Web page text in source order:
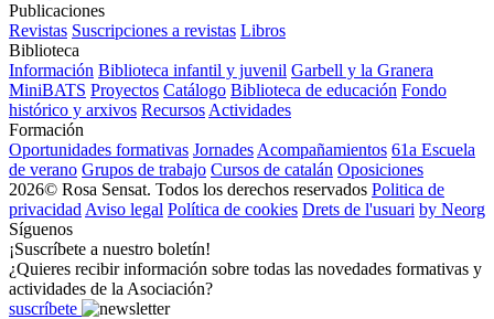
Publicaciones
Revistas Suscripciones a revistas Libros
Biblioteca
Información Biblioteca infantil y juvenil Garbell y la Granera
MiniBATS Proyectos Catálogo Biblioteca de educación Fondo
histórico y arxivos Recursos Actividades
Formación
Oportunidades formativas Jornades Acompañamientos 61a Escuela
de verano Grupos de trabajo Cursos de catalán Oposiciones
2026© Rosa Sensat. Todos los derechos reservados Politica de
privacidad Aviso legal Política de cookies Drets de l'usuari by Neorg
Síguenos
¡Suscríbete a nuestro boletín!
¿Quieres recibir información sobre todas las novedades formativas y
actividades de la Asociación?
suscríbete